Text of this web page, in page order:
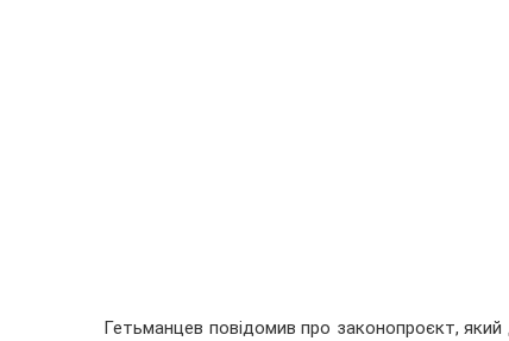
Гетьманцев повідомив про законопроєкт,